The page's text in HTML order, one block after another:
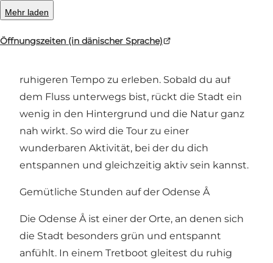
Mehr laden
Öffnungszeiten (in dänischer Sprache)
Entdecke Odense aus einer neuen Perspektive
Eine Fahrt mit dem Tretboot bei Odense Aafart
ruhigeren Tempo zu erleben. Sobald du auf
dem Fluss unterwegs bist, rückt die Stadt ein
wenig in den Hintergrund und die Natur ganz
nah wirkt. So wird die Tour zu einer
wunderbaren Aktivität, bei der du dich
entspannen und gleichzeitig aktiv sein kannst.
Gemütliche Stunden auf der Odense Å
Die Odense Å ist einer der Orte, an denen sich
die Stadt besonders grün und entspannt
anfühlt. In einem Tretboot gleitest du ruhig